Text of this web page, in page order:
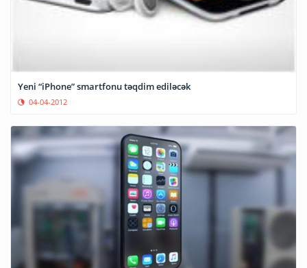
Yeni “iPhone” smartfonu təqdim ediləcək
04-04-2012